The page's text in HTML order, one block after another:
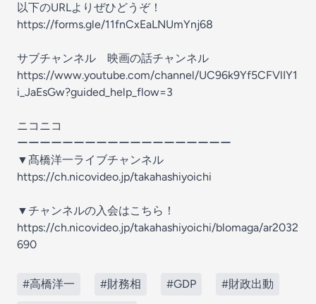
以下のURLよりぜひどうぞ！
https://forms.gle/11fnCxEaLNUmYnj68
サブチャンネル 映画の話チャンネル
https://www.youtube.com/channel/UC96k9Yf5CFVlIY1
i_JaEsGw?guided_help_flow=3
ニコニコ
ーーーーーーーーーーーーーーーーーーー
▼髙橋洋一ライブチャンネル
https://ch.nicovideo.jp/takahashiyoichi
▼チャンネルの入会はこちら！
https://ch.nicovideo.jp/takahashiyoichi/blomaga/ar2032
690
#高橋洋一 #財務相 #GDP #財政出動